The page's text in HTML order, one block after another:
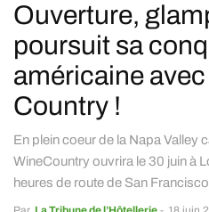
Ouverture,
poursuit sa
américaine
Country !
En plein coeur de la Napa Valley
WineCountry ouvrira le 30 juin à
heures de route de San